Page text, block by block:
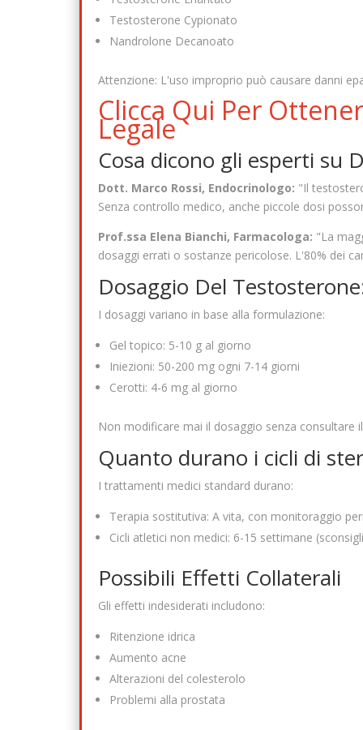
Testosterone Cypionato
Nandrolone Decanoato
Attenzione: L'uso improprio può causare danni
Clicca Qui Per
Legale
Cosa dicono gli esperti su
Dott. Marco Rossi, Endocrinologo: "Il
Senza controllo medico, anche piccole dosi
Prof.ssa Elena Bianchi, Farmacologa: "La
dosaggi errati o sostanze pericolose. L'80% dei
Dosaggio Del
I dosaggi variano in base alla formulazione:
Gel topico: 5-10 g al giorno
Iniezioni: 50-200 mg ogni 7-14 giorni
Cerotti: 4-6 mg al giorno
Non modificare mai il dosaggio senza consultare
Quanto durano i cicli di
I trattamenti medici standard durano:
Terapia sostitutiva: A vita, con monitoraggio
Cicli atletici non medici: 6-15 settimane
Possibili Effetti Collaterali
Gli effetti indesiderati includono:
Ritenzione idrica
Aumento acne
Alterazioni del colesterolo
Problemi alla prostata